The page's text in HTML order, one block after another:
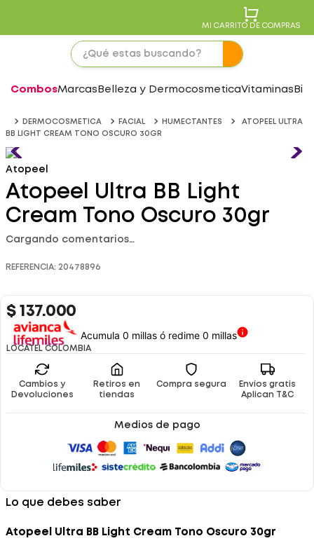
MI CARRITO DE COMPRAS
CombosMarcas Belleza y DermocosmeticaVitaminas
DERMOCOSMETICA FACIAL HUMECTANTES
ATOPEEL ULTRA
BB LIGHT CREAM TONO OSCURO 30GR
Atopeel
Atopeel Ultra BB Light
Cream Tono Oscuro 30gr
Cargando comentarios…
REFERENCIA: 20478896
$ 137.000
Acumula 0 millas ó redime 0 millas
LOCATEL COLOMBIA
Cambios y
Devoluciones
Retiros en
tiendas
Compra segura
Envíos gratis
Aplican T&C
Medios de pago
Lo que debes saber
Atopeel Ultra BB Light Cream Tono Oscuro 30gr